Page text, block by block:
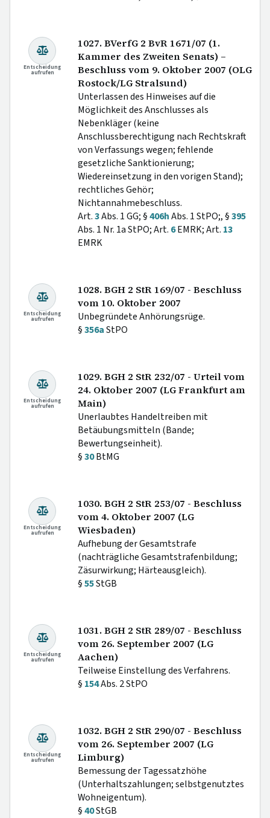
Entscheidung
aufrufen
1027. BVerfG 2 BvR 1671/07 (1.
Kammer des Zweiten Senats) –
Beschluss vom 9. Oktober 2007 (OLG
Rostock/LG Stralsund)
Unterlassen des Hinweises auf die
Möglichkeit des Anschlusses als
Nebenkläger (keine
Anschlussberechtigung nach Rechtskraft
von Verfassungs wegen; fehlende
gesetzliche Sanktionierung;
Wiedereinsetzung in den vorigen Stand);
rechtliches Gehör;
Nichtannahmebeschluss.
Art.3Abs. 1 GG; §406hAbs. 1 StPO;, §395
Abs. 1 Nr. 1a StPO; Art. 6EMRK; Art. 13
EMRK
Entscheidung
aufrufen
1028. BGH 2 StR 169/07 - Beschluss
vom 10. Oktober 2007
Unbegründete Anhörungsrüge.
§356aStPO
Entscheidung
aufrufen
1029. BGH 2 StR 232/07 - Urteil vom
24. Oktober 2007 (LG Frankfurt am
Main)
Unerlaubtes Handeltreiben mit
Betäubungsmitteln (Bande;
Bewertungseinheit).
§30BtMG
Entscheidung
aufrufen
1030. BGH 2 StR 253/07 - Beschluss
vom 4. Oktober 2007 (LG
Wiesbaden)
Aufhebung der Gesamtstrafe
(nachträgliche Gesamtstrafenbildung;
Zäsurwirkung; Härteausgleich).
§55StGB
Entscheidung
aufrufen
1031. BGH 2 StR 289/07 - Beschluss
vom 26. September 2007 (LG
Aachen)
Teilweise Einstellung des Verfahrens.
§ 154Abs. 2 StPO
Entscheidung
aufrufen
1032. BGH 2 StR 290/07 - Beschluss
vom 26. September 2007 (LG
Limburg)
Bemessung der Tagessatzhöhe
(Unterhaltszahlungen; selbstgenutztes
Wohneigentum).
§40StGB